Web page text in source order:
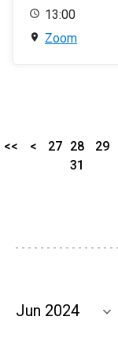
13:00
Zoom
<< < 27 28 29
31